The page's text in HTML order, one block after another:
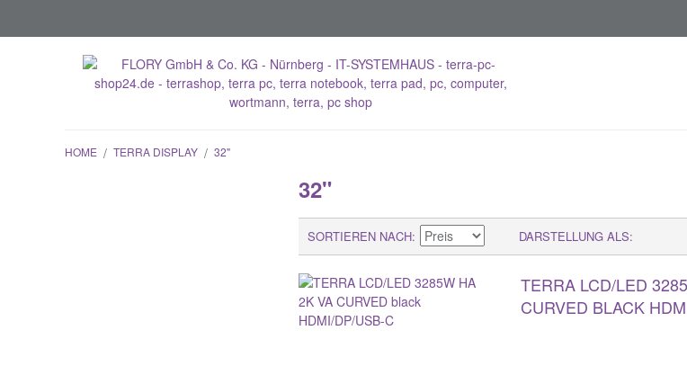
HOME / TERRA DISPLAY / 32"
32"
DARSTELLUNG ALS
SORTIEREN NACH
TERRA LCD/LED
CURVED BLACK